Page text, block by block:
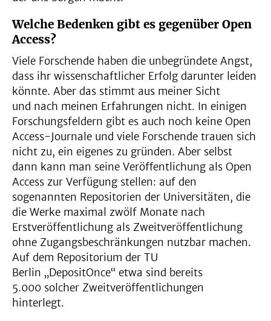
Welche Bedenken gibt es gegenüber Open
Access?
Viele Forschende haben die unbegründete Angst,
dass ihr wissenschaftlicher Erfolg darunter leiden
könnte. Aber das stimmt aus meiner Sicht
und nach meinen Erfahrungen nicht. In einigen
Forschungsfeldern gibt es auch noch keine Open
Access-Journale und viele Forschende trauen sich
nicht zu, ein eigenes zu gründen. Aber selbst
dann kann man seine Veröffentlichung als Open
Access zur Verfügung stellen: auf den
sogenannten Repositorien der Universitäten, die
die Werke maximal zwölf Monate nach
Erstveröffentlichung als Zweitveröffentlichung
ohne Zugangsbeschränkungen nutzbar machen.
Auf dem Repositorium der TU
Berlin „DepositOnce“ etwa sind bereits
5.000 solcher Zweitveröffentlichungen
hinterlegt.